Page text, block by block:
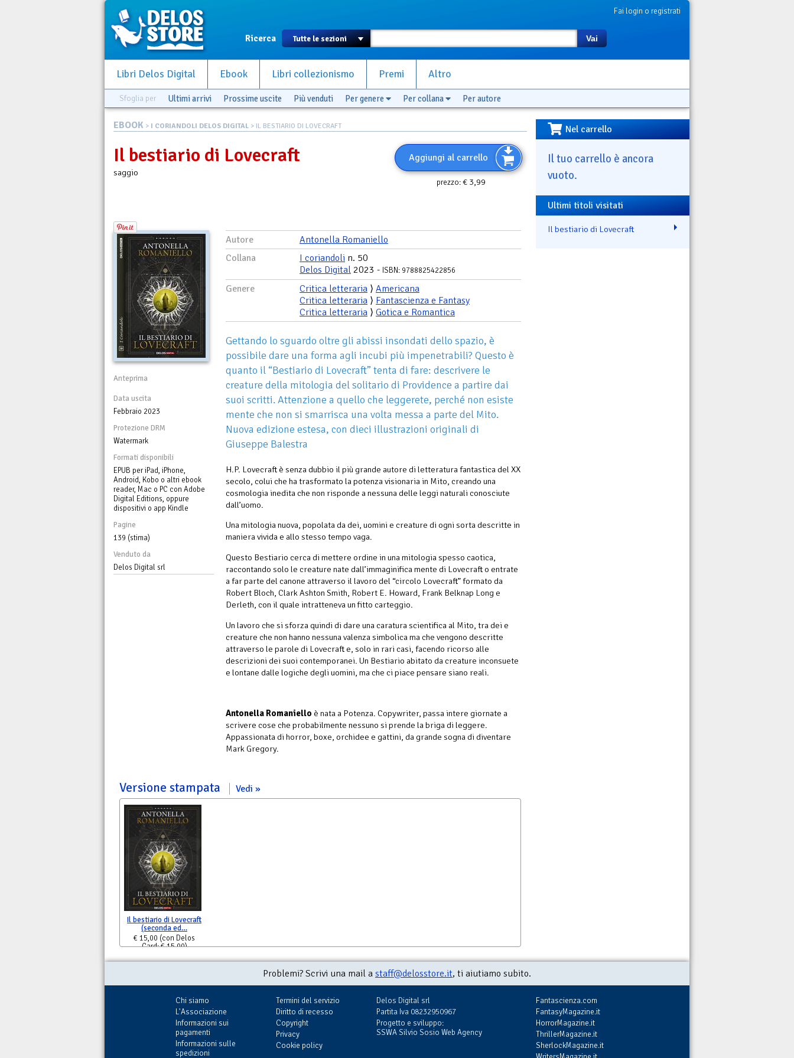
Fai login o registrati
Ricerca Vai
Libri Delos Digital Ebook Libri collezionismo Premi Altro
Sfoglia per Ultimi arrivi Prossime uscite Più venduti Per genere Per collana Per autore
EBOOK > I CORIANDOLI DELOS DIGITAL > IL BESTIARIO DI LOVECRAFT
Aggiungi al carrello
prezzo:€ 3,99
Il bestiario di Lovecraft
saggio
Anteprima
Data uscita
Febbraio 2023
Protezione DRM
Watermark
Formati disponibili
EPUB per iPad, iPhone,
Android, Kobo o altri ebook
reader, Mac o PC con Adobe
Digital Editions, oppure
dispositivi o app Kindle
Pagine
139 (stima)
Venduto da
Delos Digital srl
Autore
Antonella Romaniello
Collana
I coriandoli n. 50
Delos Digital 2023 - ISBN: 9788825422856
Genere Critica letteraria ⟩ Americana
Critica letteraria ⟩ Fantascienza e Fantasy
Critica letteraria ⟩ Gotica e Romantica
Gettando lo sguardo oltre gli abissi insondati dello spazio, è
possibile dare una forma agli incubi più impenetrabili? Questo è
quanto il “Bestiario di Lovecraft” tenta di fare: descrivere le
creature della mitologia del solitario di Providence a partire dai
suoi scritti. Attenzione a quello che leggerete, perché non esiste
mente che non si smarrisca una volta messa a parte del Mito.
Nuova edizione estesa, con dieci illustrazioni originali di
Giuseppe Balestra
H.P. Lovecraft è senza dubbio il più grande autore di letteratura fantastica del XX
secolo, colui che ha trasformato la potenza visionaria in Mito, creando una
cosmologia inedita che non risponde a nessuna delle leggi naturali conosciute
dall’uomo.
Una mitologia nuova, popolata da dei, uomini e creature di ogni sorta descritte in
maniera vivida e allo stesso tempo vaga.
Questo Bestiario cerca di mettere ordine in una mitologia spesso caotica,
raccontando solo le creature nate dall’immaginifica mente di Lovecraft o entrate
a far parte del canone attraverso il lavoro del “circolo Lovecraft” formato da
Robert Bloch, Clark Ashton Smith, Robert E. Howard, Frank Belknap Long e
Derleth, con il quale intratteneva un fitto carteggio.
Un lavoro che si sforza quindi di dare una caratura scientifica al Mito, tra dei e
creature che non hanno nessuna valenza simbolica ma che vengono descritte
attraverso le parole di Lovecraft e, solo in rari casi, facendo ricorso alle
descrizioni dei suoi contemporanei. Un Bestiario abitato da creature inconsuete
e lontane dalle logiche degli uomini, ma che ci piace pensare siano reali.
Antonella Romaniello è nata a Potenza. Copywriter, passa intere giornate a
scrivere cose che probabilmente nessuno si prende la briga di leggere.
Appassionata di horror, boxe, orchidee e gattini, da grande sogna di diventare
Mark Gregory.
Versione stampata Vedi
Il bestiario di Lovecraft
(seconda ed…
€ 15,00 (con Delos
Card: € 15,00)
Nel carrello
Il tuo carrello è ancora
vuoto.
Ultimi titoli visitati
Il bestiario di Lovecraft
Problemi? Scrivi una mail a staff@delosstore.it, ti aiutiamo subito.
Chi siamo
L'Associazione
Informazioni sui
pagamenti
Informazioni sulle
spedizioni
Termini del servizio
Diritto di recesso
Copyright
Privacy
Cookie policy
Delos Digital srl
Partita Iva 08232950967
Progetto e sviluppo:
SSWA Silvio Sosio Web Agency
Fantascienza.com
FantasyMagazine.it
HorrorMagazine.it
ThrillerMagazine.it
SherlockMagazine.it